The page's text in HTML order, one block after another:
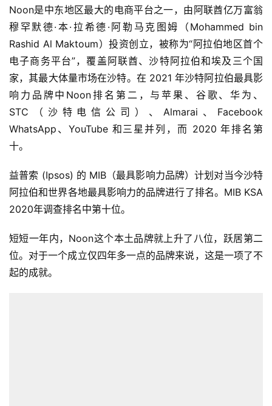
Noon是中东地区最大的电商平台之一，由阿联酋亿万富翁
穆罕默德·本·拉希德·阿勒马克图姆（Mohammed bin
Rashid Al Maktoum）投资创立，被称为“阿拉伯地区首个
电子商务平台”，覆盖阿联酋、沙特阿拉伯和埃及三个国
家，其最大体量市场在沙特。在 2021 年沙特阿拉伯最具影
响力品牌中Noon排名第二，与苹果、谷歌、华为、
STC（沙特电信公司）、Almarai、Facebook
WhatsApp、YouTube 和三星并列，而 2020 年排名第
十。
益普索 (Ipsos) 的 MIB（最具影响力品牌）计划对当今沙特
阿拉伯和世界各地最具影响力的品牌进行了排名。MIB KSA
2020年调查排名中第十位。
短短一年内，Noon这个本土品牌就上升了八位，跃居第二
位。对于一个成立仅四年多一点的品牌来说，这是一项了不
起的成就。